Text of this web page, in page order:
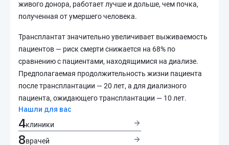
живого донора, работает лучше и дольше, чем почка,
полученная от умершего человека.
Трансплантат значительно увеличивает выживаемость
пациентов — риск смерти снижается на 68% по
сравнению с пациентами, находящимися на диализе.
Предполагаемая продолжительность жизни пациента
после трансплантации — 20 лет, а для диализного
пациента, ожидающего трансплантации — 10 лет.
Нашли для вас
4клиники
8врачей